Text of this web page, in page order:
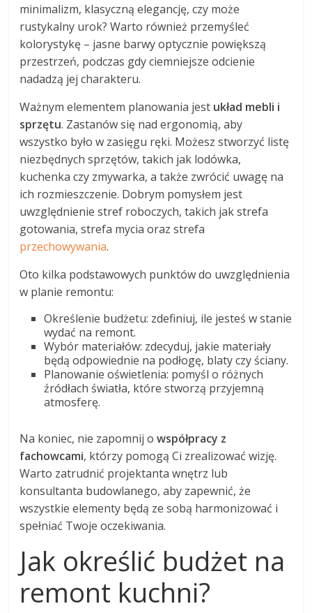
minimalizm, klasyczną elegancję, czy może
rustykalny urok? Warto również przemyśleć
kolorystykę – jasne barwy optycznie powiększą
przestrzeń, podczas gdy ciemniejsze odcienie
nadadzą jej charakteru.
Ważnym elementem planowania jest układ mebli i
sprzętu. Zastanów się nad ergonomią, aby
wszystko było w zasięgu ręki. Możesz stworzyć listę
niezbędnych sprzętów, takich jak lodówka,
kuchenka czy zmywarka, a także zwrócić uwagę na
ich rozmieszczenie. Dobrym pomysłem jest
uwzględnienie stref roboczych, takich jak strefa
gotowania, strefa mycia oraz strefa
przechowywania.
Oto kilka podstawowych punktów do uwzględnienia
w planie remontu:
Określenie budżetu: zdefiniuj, ile jesteś w stanie
wydać na remont.
Wybór materiałów: zdecyduj, jakie materiały
będą odpowiednie na podłogę, blaty czy ściany.
Planowanie oświetlenia: pomyśl o różnych
źródłach światła, które stworzą przyjemną
atmosferę.
Na koniec, nie zapomnij owspółpracy z
fachowcami, którzy pomogą Ci zrealizować wizję.
Warto zatrudnić projektanta wnętrz lub
konsultanta budowlanego, aby zapewnić, że
wszystkie elementy będą ze sobą harmonizować i
spełniać Twoje oczekiwania.
Jak określić budżet na
remont kuchni?